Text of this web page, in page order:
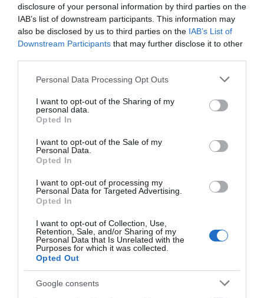
disclosure of your personal information by third parties on the
IAB’s list of downstream participants. This information may
also be disclosed by us to third parties on the IAB’s List of
Downstream Participants that may further disclose it to other
Please note that this website/app uses one or more Google
not limited to your visit or usage behaviour. You may click to
grant or deny consent to Google and its third-party tags to
use your data for below specified purposes in below Google
consent section.
Personal Data Processing Opt Outs
I want to opt-out of the Sharing of my
personal data.
Opted In
I want to opt-out of the Sale of my
Personal Data.
Opted In
I want to opt-out of processing my
Personal Data for Targeted Advertising.
Opted In
I want to opt-out of Collection, Use,
Retention, Sale, and/or Sharing of my
Personal Data that Is Unrelated with the
Purposes for which it was collected.
Opted Out
Google consents